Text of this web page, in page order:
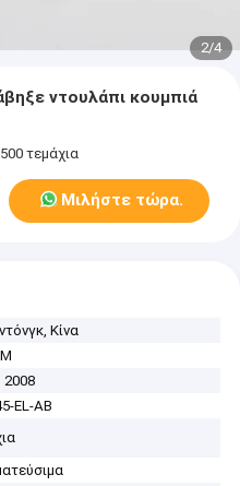
2/4
ντουλάπι κουμπιά
τεμάχια
Μιλήστε τώρα.
Κίνα
2008
EL-AB